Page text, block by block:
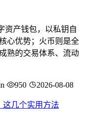
资产钱包，以私钥自
心优势；火币则是全
熟的交易体系、流动
950 2026-08-08